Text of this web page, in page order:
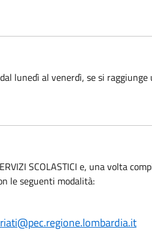
lunedì al venerdì, se si
SCOLASTICI e, una volta
le seguenti modalità: